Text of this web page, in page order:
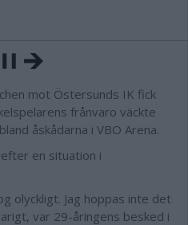
mot Östersunds IK fick
frånvaro väckte
åskådarna i VBO Arena.
en situation i
olyckligt. Jag hoppas inte det
var 29-åringens besked i